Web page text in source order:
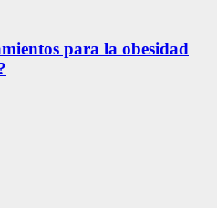
para la obesidad